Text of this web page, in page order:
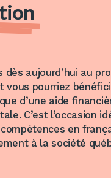
dès aujourd’hui au
vous pourriez
d’une aide
ale. C’est l’occasion
en
à la société